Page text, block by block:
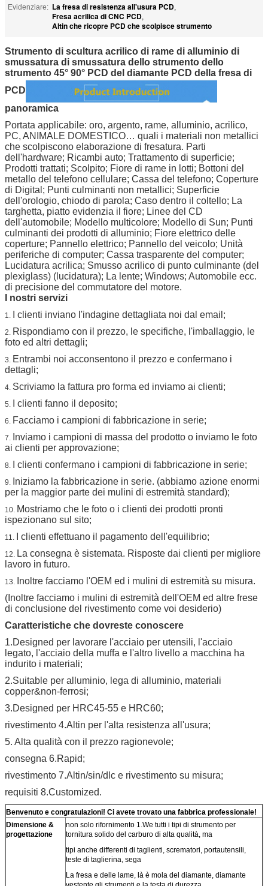
Evidenziare: La fresa di resistenza all'usura PCD,
Fresa acrilica di CNC PCD,
Altin che ricopre PCD che scolpisce strumento
Strumento di scultura acrilico di rame di alluminio di
smussatura di smussatura dello strumento dello
strumento 45° 90° PCD del diamante PCD della fresa di
PCD
panoramica
Portata applicabile: oro, argento, rame, alluminio, acrilico,
PC, ANIMALE DOMESTICO… quali i materiali non metallici
che scolpiscono elaborazione di fresatura. Parti
dell'hardware; Ricambi auto; Trattamento di superficie;
Prodotti trattati; Scolpito; Fiore di rame in lotti; Bottoni del
metallo del telefono cellulare; Cassa del telefono; Coperture
di Digital; Punti culminanti non metallici; Superficie
dell'orologio, chiodo di parola; Caso dentro il coltello; La
targhetta, piatto evidenzia il fiore; Linee del CD
dell'automobile; Modello multicolore; Modello di Sun; Punti
culminanti dei prodotti di alluminio; Fiore elettrico delle
coperture; Pannello elettrico; Pannello del veicolo; Unità
periferiche di computer; Cassa trasparente del computer;
Lucidatura acrilica; Smusso acrilico di punto culminante (del
plexiglass) (lucidatura); La lente; Windows; Automobile ecc.
di precisione del commutatore del motore.
I nostri servizi
1. I clienti inviano l'indagine dettagliata noi dal email;
2. Rispondiamo con il prezzo, le specifiche, l'imballaggio, le
foto ed altri dettagli;
3. Entrambi noi acconsentono il prezzo e confermano i
dettagli;
4. Scriviamo la fattura pro forma ed inviamo ai clienti;
5. I clienti fanno il deposito;
6. Facciamo i campioni di fabbricazione in serie;
7. Inviamo i campioni di massa del prodotto o inviamo le foto
ai clienti per approvazione;
8. I clienti confermano i campioni di fabbricazione in serie;
9. Iniziamo la fabbricazione in serie. (abbiamo azione enormi
per la maggior parte dei mulini di estremità standard);
10. Mostriamo che le foto o i clienti dei prodotti pronti
ispezionano sul sito;
11. I clienti effettuano il pagamento dell'equilibrio;
12. La consegna è sistemata. Risposte dai clienti per migliore
lavoro in futuro.
13. Inoltre facciamo l'OEM ed i mulini di estremità su misura.
(Inoltre facciamo i mulini di estremità dell'OEM ed altre frese
di conclusione del rivestimento come voi desiderio)
Caratteristiche che dovreste conoscere
1.Designed per lavorare l'acciaio per utensili, l'acciaio
legato, l'acciaio della muffa e l'altro livello a macchina ha
indurito i materiali;
2.Suitable per alluminio, lega di alluminio, materiali
copper&non-ferrosi;
3.Designed per HRC45-55 e HRC60;
rivestimento 4.Altin per l'alta resistenza all'usura;
5. Alta qualità con il prezzo ragionevole;
consegna 6.Rapid;
rivestimento 7.Altin/sin/dlc e rivestimento su misura;
requisiti 8.Customized.
Benvenuto e congratulazioni! Ci avete trovato una fabbrica professionale!
Dimensione &
progettazione
non solo rifornimento 1.We tutti i tipi di strumento per
tornitura solido del carburo di alta qualità, ma
tipi anche differenti di taglienti, scrematori, portautensili,
teste di taglierina, sega
La fresa e delle lame, là è mola del diamante, diamante